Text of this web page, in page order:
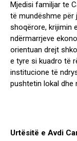
Mjedisi familjar te
të mundëshme për
shoqërore, krijimin
ndërmarrjeve
orientuan drejt
e tyre si kuadro të
institucione të
pushtetin lokal dhe
Urtësitë e Avdi